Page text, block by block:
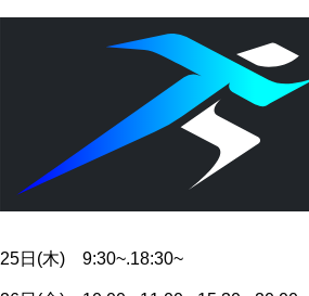
25日(木) 9:30~.18:30~